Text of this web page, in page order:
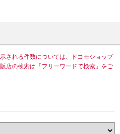
される件数については、ドコモショップ
店の検索は「フリーワードで検索」をご